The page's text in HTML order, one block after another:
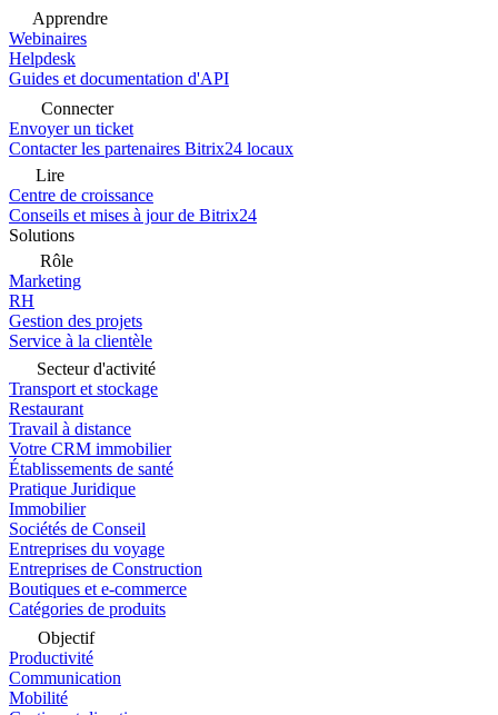
Apprendre
Webinaires
Helpdesk
Guides et documentation d'API
Connecter
Envoyer un ticket
Contacter les partenaires Bitrix24 locaux
Lire
Centre de croissance
Conseils et mises à jour de Bitrix24
Solutions
Rôle
Marketing
RH
Gestion des projets
Service à la clientèle
Secteur d'activité
Transport et stockage
Restaurant
Travail à distance
Votre CRM immobilier
Établissements de santé
Pratique Juridique
Immobilier
Sociétés de Conseil
Entreprises du voyage
Entreprises de Construction
Boutiques et e-commerce
Catégories de produits
Objectif
Productivité
Communication
Mobilité